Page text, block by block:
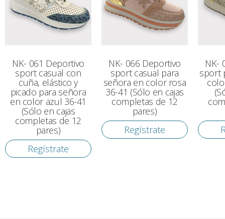
NK- 061 Deportivo
sport casual con
cuña, elástico y
picado para señora
en color azul 36-41
(Sólo en cajas
completas de 12
pares)
Regístrate
NK- 066 Deportivo
sport casual para
señora en color rosa
36-41 (Sólo en cajas
completas de 12
pares)
Regístrate
NK-
sport